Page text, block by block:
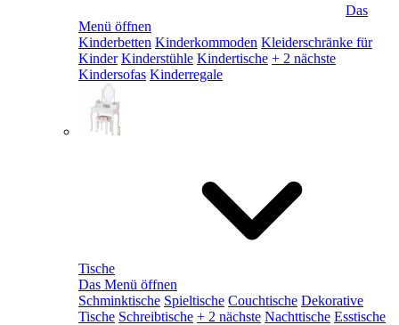
Das
Menü öffnen
Kinderbetten Kinderkommoden Kleiderschränke für
Kinder Kinderstühle Kindertische + 2 nächste
Kindersofas Kinderregale
Tische
Das Menü öffnen
Schminktische Spieltische Couchtische Dekorative
Tische Schreibtische + 2 nächste Nachttische Esstische